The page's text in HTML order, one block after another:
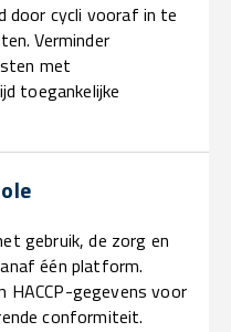
door cycli vooraf in te
Verminder
met
toegankelijke
gebruik, de zorg en
één platform.
HACCP-gegevens voor
conformiteit.